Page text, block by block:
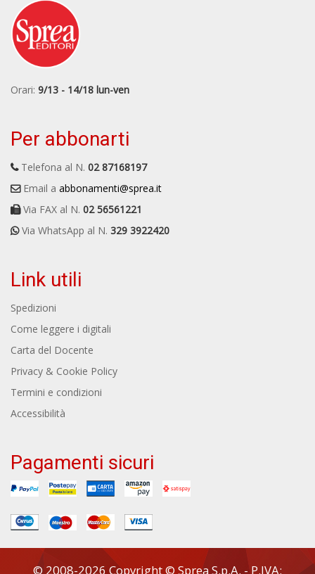
Orari: 9/13 - 14/18 lun-ven
Per abbonarti
Telefona al N. 02 87168197
Email a abbonamenti@sprea.it
Via FAX al N. 02 56561221
Via WhatsApp al N. 329 3922420
Link utili
Spedizioni
Come leggere i digitali
Carta del Docente
Privacy & Cookie Policy
Termini e condizioni
Accessibilità
Pagamenti sicuri
© 2008-2026 Copyright © Sprea S.p.A. - P.IVA: